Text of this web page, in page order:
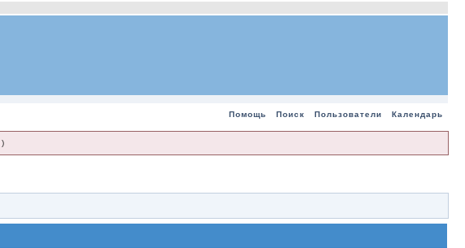
Помощь Поиск Пользователи Календарь
)